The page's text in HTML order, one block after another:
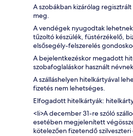
A szobákban kizárólag
meg.
A vendégek nyugodtak
tűzoltó készülék, füstérzékelő,
elsősegély-felszerelés
A bejelentkezéskor megadott
szobafoglaláskor használt
A szálláshelyen hitelkártyával
fizetés nem lehetséges.
Elfogadott hitelkártyák:
<li>A december 31-re szóló
esetében megjelenített
kötelezően fizetendő